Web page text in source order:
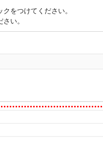
をつけてください。
い。